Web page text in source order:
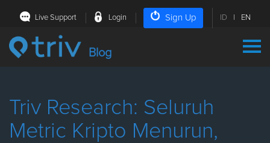
Live Support Login Sign Up ID EN
Blog
Triv Research: Seluruh
Metric Kripto Menurun,